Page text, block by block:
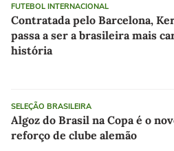
FUTEBOL INTERNACIONAL
Contratada pelo Barcelona,
passa a ser a brasileira mais
história
SELEÇÃO BRASILEIRA
Algoz do Brasil na Copa é o
reforço de clube alemão